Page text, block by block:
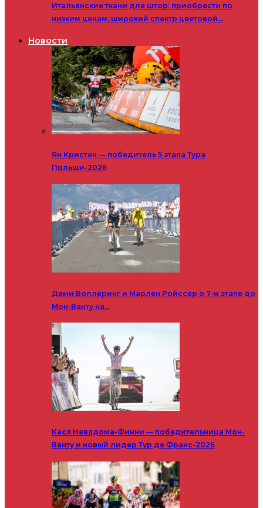
Итальянские ткани для штор: приобрести по
низким ценам, широкий спектр цветовой…
Новости
Ян Кристен — победитель 5 этапа Тура
Польши-2026
Деми Воллеринг и Марлен Ройссер о 7-м этапе до
Мон-Ванту на…
Кася Невядома-Финни — победительница Мон-
Ванту и новый лидер Тур де Франс-2026